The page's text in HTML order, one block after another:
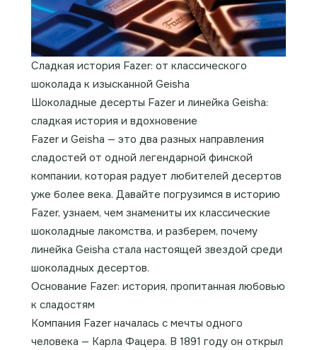
Сладкая история Fazer: от классического
шоколада к изысканной Geisha
Шоколадные десерты Fazer и линейка Geisha:
сладкая история и вдохновение
Fazer и Geisha — это два разных направления
сладостей от одной легендарной финской
компании, которая радует любителей десертов
уже более века. Давайте погрузимся в историю
Fazer, узнаем, чем знамениты их классические
шоколадные лакомства, и разберем, почему
линейка Geisha стала настоящей звездой среди
шоколадных десертов.
Основание Fazer: история, пропитанная любовью
к сладостям
Компания Fazer началась с мечты одного
человека — Карла Фацера. В 1891 году он открыл